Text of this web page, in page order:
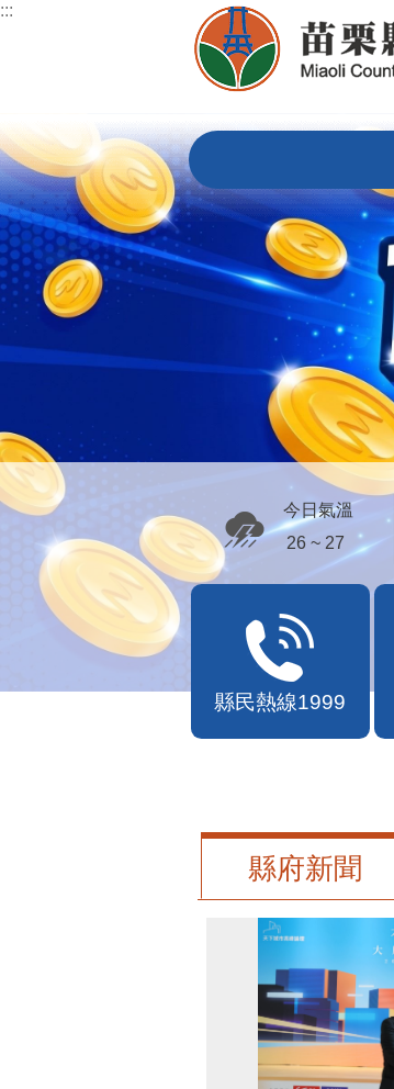
跳到主要內容區塊
:::
今日氣溫
26 ~ 27
縣民熱線1999
縣府新聞